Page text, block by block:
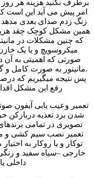
برطرف نکنید هزینه هر
امر پیش می آید این است که
زنگ زدم صدای بعدی
همین مشکل کوچک چقد
که چنین مشکلات در
میکروسویچ و یا یک
صورتی که اهمیتی به آن
.مانیتور به صورت کامل و
پس نتیجه میگیریم که
رفع این مشکل
تعمیر وعیب یابی آیفون
شدن برد تعذیه دربازکن
تصویری در تمامی
تعمیر نصب سیم کشی و
توکار و یا روکار به
خارجی –سیاه سفید و
داخلی